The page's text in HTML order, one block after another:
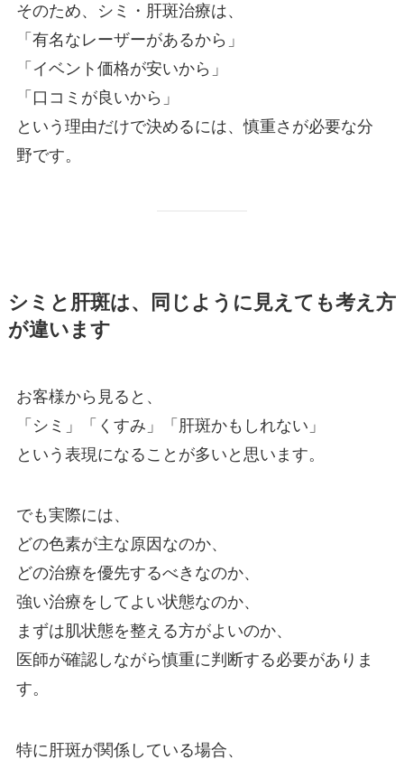
そのため、シミ・肝斑治療は、
「有名なレーザーがあるから」
「イベント価格が安いから」
「口コミが良いから」
という理由だけで決めるには、慎重さが必要な分
野です。
シミと肝斑は、同じように見えても考え方
が違います
お客様から見ると、
「シミ」「くすみ」「肝斑かもしれない」
という表現になることが多いと思います。
でも実際には、
どの色素が主な原因なのか、
どの治療を優先するべきなのか、
強い治療をしてよい状態なのか、
まずは肌状態を整える方がよいのか、
医師が確認しながら慎重に判断する必要がありま
す。
特に肝斑が関係している場合、